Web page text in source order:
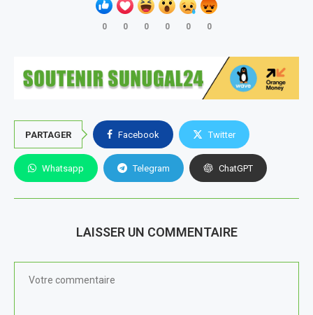
0 0 0 0 0 0
PARTAGER Facebook Twitter
Whatsapp Telegram ChatGPT
LAISSER UN COMMENTAIRE